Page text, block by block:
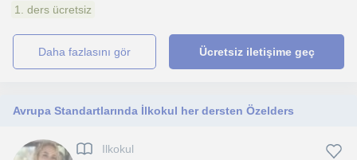
1. ders ücretsiz
daha fazlasını gör Ücretsiz iletişime geç
Avrupa Standartlarında İlkokul her dersten Özelders
Ilkokul